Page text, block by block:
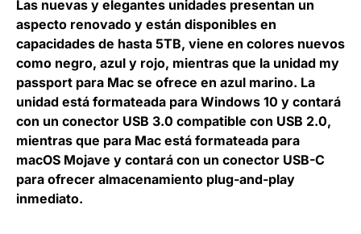
Las nuevas y elegantes unidades presentan un
aspecto renovado y están disponibles en
capacidades de hasta 5TB, viene en colores nuevos
como negro, azul y rojo, mientras que la unidad my
passport para Mac se ofrece en azul marino. La
unidad está formateada para Windows 10 y contará
con un conector USB 3.0 compatible con USB 2.0,
mientras que para Mac está formateada para
macOS Mojave y contará con un conector USB-C
para ofrecer almacenamiento plug-and-play
inmediato.